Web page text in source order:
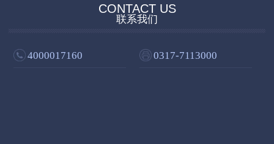
CONTACT US
联系我们
4000017160 0317-7113000